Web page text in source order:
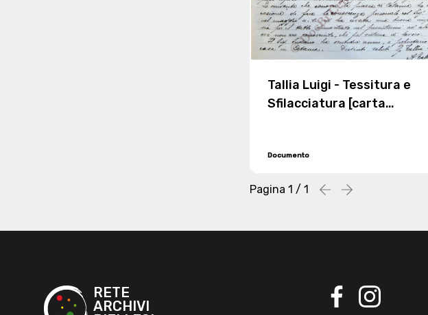
Tallia Luigi - Tessitura e
Sfilacciatura [carta
Documento
Pagina 1 / 1 Precedente
successiva
RETE
ARCHIVI